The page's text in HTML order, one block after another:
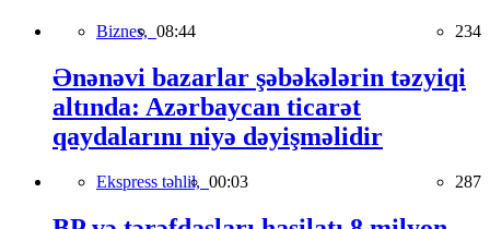
Biznes, 08:44 234
Ənənəvi bazarlar şəbəkələrin təzyiqi
altında: Azərbaycan ticarət
qaydalarını niyə dəyişməlidir
Ekspress təhlil, 00:03 287